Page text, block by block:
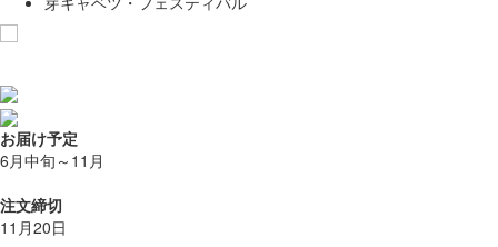
お届け予定
6月中旬～11月
注文締切
11月20日